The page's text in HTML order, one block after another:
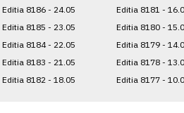
Editia 8186 - 24.05
Editia 8185 - 23.05
Editia 8184 - 22.05
Editia 8183 - 21.05
Editia 8182 - 18.05
Editia 8181 -
Editia 8180 -
Editia 8179 -
Editia 8178 -
Editia 8177 -